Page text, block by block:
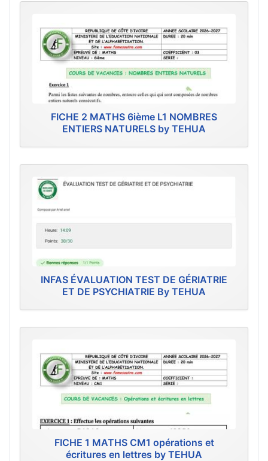
FICHE 2 MATHS 6ième L1 NOMBRES
ENTIERS NATURELS by TEHUA
INFAS ÉVALUATION TEST DE GÉRIATRIE
ET DE PSYCHIATRIE By TEHUA
FICHE 1 MATHS CM1 opérations et
écritures en lettres by TEHUA